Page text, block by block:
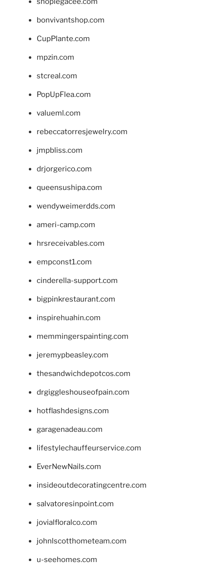
bonvivantshop.com
CupPlante.com
mpzin.com
stcreal.com
PopUpFlea.com
valueml.com
rebeccatorresjewelry.com
jmpbliss.com
drjorgerico.com
queensushipa.com
wendyweimerdds.com
ameri-camp.com
hrsreceivables.com
empconst1.com
cinderella-support.com
bigpinkrestaurant.com
inspirehuahin.com
memmingerspainting.com
jeremypbeasley.com
thesandwichdepotcos.com
drgiggleshouseofpain.com
hotflashdesigns.com
garagenadeau.com
lifestylechauffeurservice.com
EverNewNails.com
insideoutdecoratingcentre.com
salvatoresinpoint.com
jovialfloralco.com
johnlscotthometeam.com
u-seehomes.com